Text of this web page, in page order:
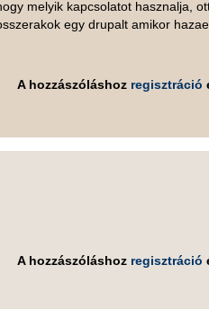
melyik kapcsolatot hasznalja,
egy drupalt amikor
A hozzászóláshoz regisztráció
A hozzászóláshoz regisztráció